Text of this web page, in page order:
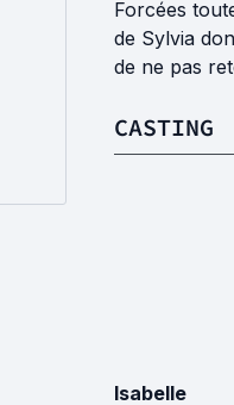
Forcées
de Sylvia
de ne pas
CASTING
Isabelle